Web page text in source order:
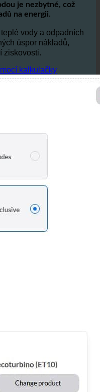
a bezchybně
je nezbytné, což
vody a odpadních
úspor nákladů,
kalkulačky